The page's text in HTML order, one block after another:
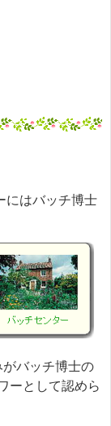
にはバッチ博士
バッチ博士の
ーとして認めら